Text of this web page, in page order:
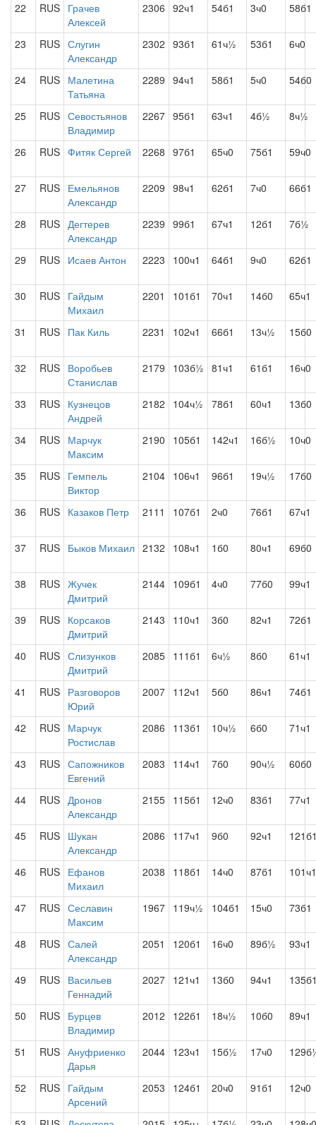
22 RUS Грачев
Алексей
2306 92ч1 54б1 3ч0 58б1
23 RUS Слугин
Александр
2302 93б1 61ч½ 53б1 6ч0
24 RUS Малетина
Татьяна
2289 94ч1 58б1 5ч0 54б0
25 RUS Севостьянов
Владимир
2267 95б1 63ч1 4б½ 8ч½
26 RUS Фитяк Сергей 2268 97б1 65ч0 75б1 59ч0
27 RUS Емельянов
Александр
2209 98ч1 62б1 7ч0 66б1
28 RUS Дегтерев
Александр
2239 99б1 67ч1 12б1 7б½
29 RUS Исаев Антон 2223 100ч1 64б1 9ч0 62б1
30 RUS Гайдым
Михаил
2201 101б1 70ч1 14б0 65ч1
31 RUS Пак Киль 2231 102ч1 66б1 13ч½ 15б0
32 RUS Воробьев
Станислав
2179 103б½ 81ч1 61б1 16ч0
33 RUS Кузнецов
Андрей
2182 104ч½ 78б1 60ч1 13б0
34 RUS Марчук
Максим
2190 105б1 142ч1 16б½ 10ч0
35 RUS Гемпель
Виктор
2104 106ч1 96б1 19ч½ 17б0
36 RUS Казаков Петр 2111 107б1 2ч0 76б1 67ч1
37 RUS Быков Михаил 2132 108ч1 1б0 80ч1 69б0
38 RUS Жучек
Дмитрий
2144 109б1 4ч0 77б0 99ч1
39 RUS Корсаков
Дмитрий
2143 110ч1 3б0 82ч1 72б1
40 RUS Слизунков
Дмитрий
2085 111б1 6ч½ 8б0 61ч1
41 RUS Разговоров
Юрий
2007 112ч1 5б0 86ч1 74б1
42 RUS Марчук
Ростислав
2086 113б1 10ч½ 6б0 71ч1
43 RUS Сапожников
Евгений
2083 114ч1 7б0 90ч½ 60б0
44 RUS Дронов
Александр
2155 115б1 12ч0 83б1 77ч1
45 RUS Шукан
Александр
2086 117ч1 9б0 92ч1
46 RUS Ефанов
Михаил
2038 118б1 14ч0 87б1 101ч1
47 RUS Сеславин
Максим
1967 119ч½ 104б1 15ч0 73б1
48 RUS Салей
Александр
2051 120б1 16ч0 89б½ 93ч1
49 RUS Васильев
Геннадий
2027 121ч1 13б0 94ч1
50 RUS Бурцев
Владимир
2012 122б1 18ч½ 10б0 89ч1
51 RUS Ануфриенко
Дарья
2044 123ч1 15б½ 17ч0
52 RUS Гайдым
Арсений
2053 124б1 20ч0 91б1 12ч0